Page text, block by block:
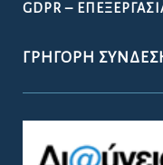
GDPR –
ΓΡΉΓΟΡΗ